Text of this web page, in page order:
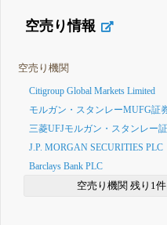
空売り情報
空売り機関
Citigroup Global Markets Limited
モルガン・スタンレーMUFG証
三菱UFJモルガン・スタンレー
J.P. MORGAN SECURITIES PLC
Barclays Bank PLC
空売り機関 残り1件